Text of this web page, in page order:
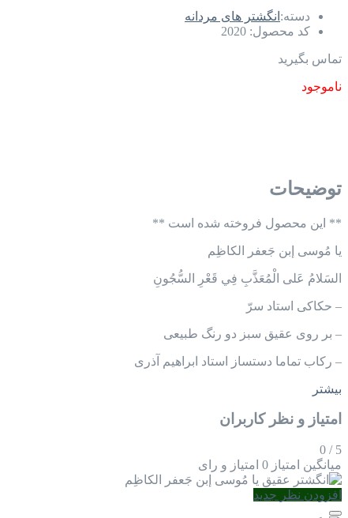
دسته: انگشتر های مردانه
کد محصول: 2020
تماس بگیرید
ناموجود
توضیحات
** این محصول فروخته شده است **
یا مُوسی إبن جَعفر الکاظِم
السَلامُ عَلی الْمُعَذَّبِ فِي قَعْرِ السُّجُونِ
– حکاکی استاد سرّ
– بر روی عقیق سبز دو رنگ طبیعی
– رکاب تماما دستساز استاد ابراهیم آذری
بیشتر
امتیاز و نظر کاربران
5
/
0
میانگین امتیاز 0 امتیاز و رای
افزودن نظر جدید